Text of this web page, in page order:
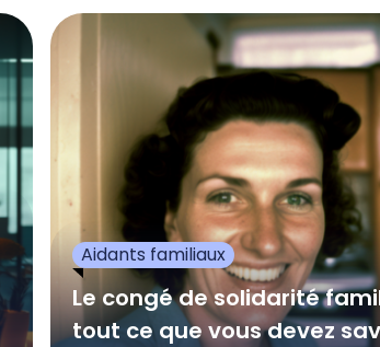
Aidants familiaux
Le congé de solidarité
tout ce que vous devez